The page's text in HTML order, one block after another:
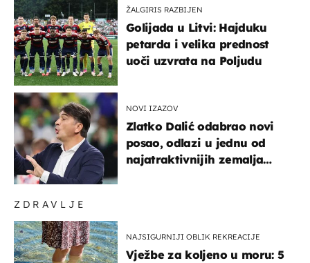
ZDRAVLJE
NAJSIGURNIJI OBLIK REKREACIJE
Vježbe za koljeno u moru: 5
ŽALGIRIS RAZBIJEN
Golijada u Litvi: Hajduku
petarda i velika prednost
uoči uzvrata na Poljudu
NOVI IZAZOV
Zlatko Dalić odabrao novi
posao, odlazi u jednu od
najatraktivnijih zemalja